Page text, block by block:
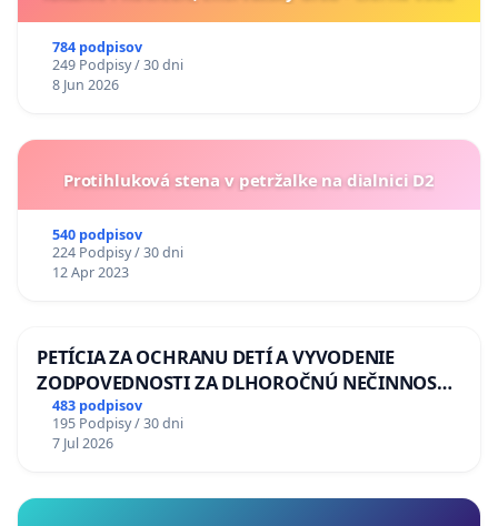
784 podpisov
249 Podpisy / 30 dni
8 Jun 2026
Protihluková stena v petržalke na dialnici D2
540 podpisov
224 Podpisy / 30 dni
12 Apr 2023
PETÍCIA ZA OCHRANU DETÍ A VYVODENIE
ZODPOVEDNOSTI ZA DLHOROČNÚ NEČINNOSŤ
A ZLYHANIE ŠTÁTU
483 podpisov
195 Podpisy / 30 dni
7 Jul 2026